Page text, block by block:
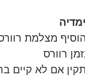
מצלמת
רוורס
אם לא קיים